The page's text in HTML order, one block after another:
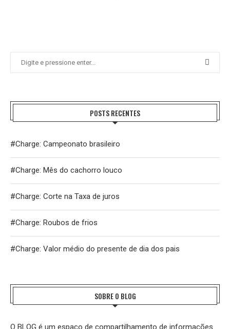
POSTS RECENTES
#Charge: Campeonato brasileiro
#Charge: Mês do cachorro louco
#Charge: Corte na Taxa de juros
#Charge: Roubos de frios
#Charge: Valor médio do presente de dia dos pais
SOBRE O BLOG
O BLOG é um espaço de compartilhamento de informações